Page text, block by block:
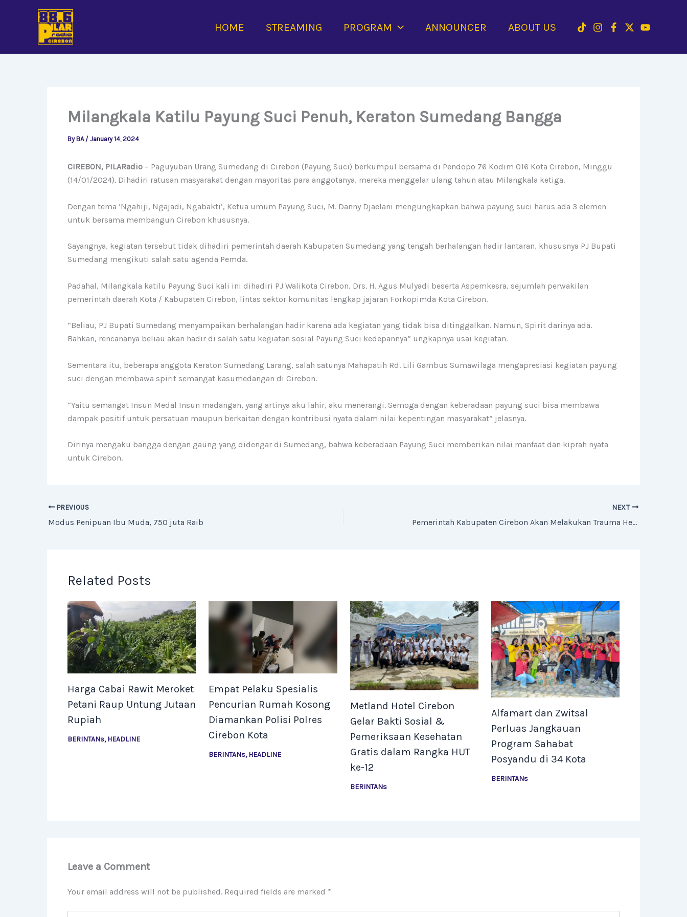
HOME STREAMING PROGRAM ANNOUNCER ABOUT US
Milangkala Katilu Payung Suci Penuh, Keraton Sumedang Bangga
By BA / January 14, 2024
CIREBON, PILARadio – Paguyuban Urang Sumedang di Cirebon (Payung Suci) berkumpul bersama di Pendopo 76 Kodim 016 Kota Cirebon, Minggu
(14/01/2024). Dihadiri ratusan masyarakat dengan mayoritas para anggotanya, mereka menggelar ulang tahun atau Milangkala ketiga.
Dengan tema ‘Ngahiji, Ngajadi, Ngabakti’, Ketua umum Payung Suci, M. Danny Djaelani mengungkapkan bahwa payung suci harus ada 3 elemen
untuk bersama membangun Cirebon khususnya.
Sayangnya, kegiatan tersebut tidak dihadiri pemerintah daerah Kabupaten Sumedang yang tengah berhalangan hadir lantaran, khususnya PJ Bupati
Sumedang mengikuti salah satu agenda Pemda.
Padahal, Milangkala katilu Payung Suci kali ini dihadiri PJ Walikota Cirebon, Drs. H. Agus Mulyadi beserta Aspemkesra, sejumlah perwakilan
pemerintah daerah Kota / Kabupaten Cirebon, lintas sektor komunitas lengkap jajaran Forkopimda Kota Cirebon.
“Beliau, PJ Bupati Sumedang menyampaikan berhalangan hadir karena ada kegiatan yang tidak bisa ditinggalkan. Namun, Spirit darinya ada.
Bahkan, rencananya beliau akan hadir di salah satu kegiatan sosial Payung Suci kedepannya” ungkapnya usai kegiatan.
Sementara itu, beberapa anggota Keraton Sumedang Larang, salah satunya Mahapatih Rd. Lili Gambus Sumawilaga mengapresiasi kegiatan payung
suci dengan membawa spirit semangat kasumedangan di Cirebon.
“Yaitu semangat Insun Medal Insun madangan, yang artinya aku lahir, aku menerangi. Semoga dengan keberadaan payung suci bisa membawa
dampak positif untuk persatuan maupun berkaitan dengan kontribusi nyata dalam nilai kepentingan masyarakat” jelasnya.
Dirinya mengaku bangga dengan gaung yang didengar di Sumedang, bahwa keberadaan Payung Suci memberikan nilai manfaat dan kiprah nyata
untuk Cirebon.
PREVIOUS
Modus Penipuan Ibu Muda, 750 juta Raib
NEXT
Pemerintah Kabupaten Cirebon Akan Melakukan Trauma Healing Terhadap Korban Robohnya Dua Atap Bangunan
Related Posts
Harga Cabai Rawit Meroket
Petani Raup Untung Jutaan
Rupiah
BERINTANs,HEADLINE
Empat Pelaku Spesialis
Pencurian Rumah Kosong
Diamankan Polisi Polres
Cirebon Kota
BERINTANs,HEADLINE
Metland Hotel Cirebon
Gelar Bakti Sosial &
Pemeriksaan Kesehatan
Gratis dalam Rangka HUT
ke-12
BERINTANs
Alfamart dan Zwitsal
Perluas Jangkauan
Program Sahabat
Posyandu di 34 Kota
BERINTANs
Leave a Comment
Your email address will not be published. Required fields are marked *